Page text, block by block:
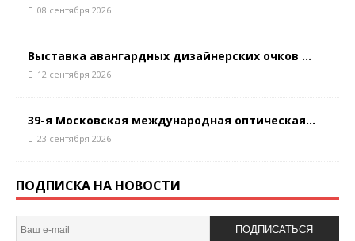
08 сентября 2026
Выставка авангардных дизайнерских очков ...
12 сентября 2026
39-я Московская международная оптическая...
23 сентября 2026
ПОДПИСКА НА НОВОСТИ
ПОДПИСАТЬСЯ